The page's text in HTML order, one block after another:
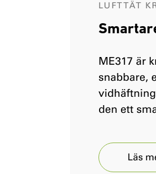
LUFTTÄT
ME317 är
snabbare,
den ett
Läs